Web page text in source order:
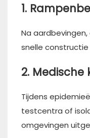
1.
Na
snelle
2. Medische
Tijdens
testcentra of
omgevingen